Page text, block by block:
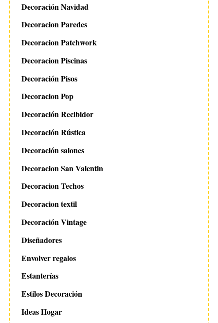
Decoración Navidad
Decoracion Paredes
Decoracion Patchwork
Decoracion Piscinas
Decoración Pisos
Decoracion Pop
Decoración Recibidor
Decoración Rústica
Decoración salones
Decoracion San Valentin
Decoracion Techos
Decoracion textil
Decoración Vintage
Diseñadores
Envolver regalos
Estanterías
Estilos Decoración
Ideas Hogar